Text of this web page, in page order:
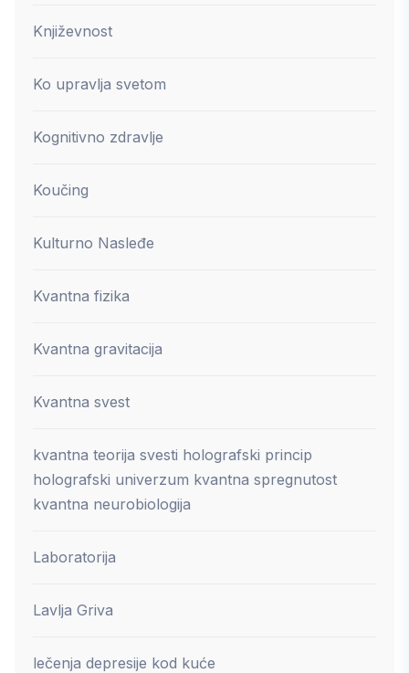
Književnost
Ko upravlja svetom
Kognitivno zdravlje
Koučing
Kulturno Nasleđe
Kvantna fizika
Kvantna gravitacija
Kvantna svest
kvantna teorija svesti holografski princip
holografski univerzum kvantna spregnutost
kvantna neurobiologija
Laboratorija
Lavlja Griva
lečenja depresije kod kuće